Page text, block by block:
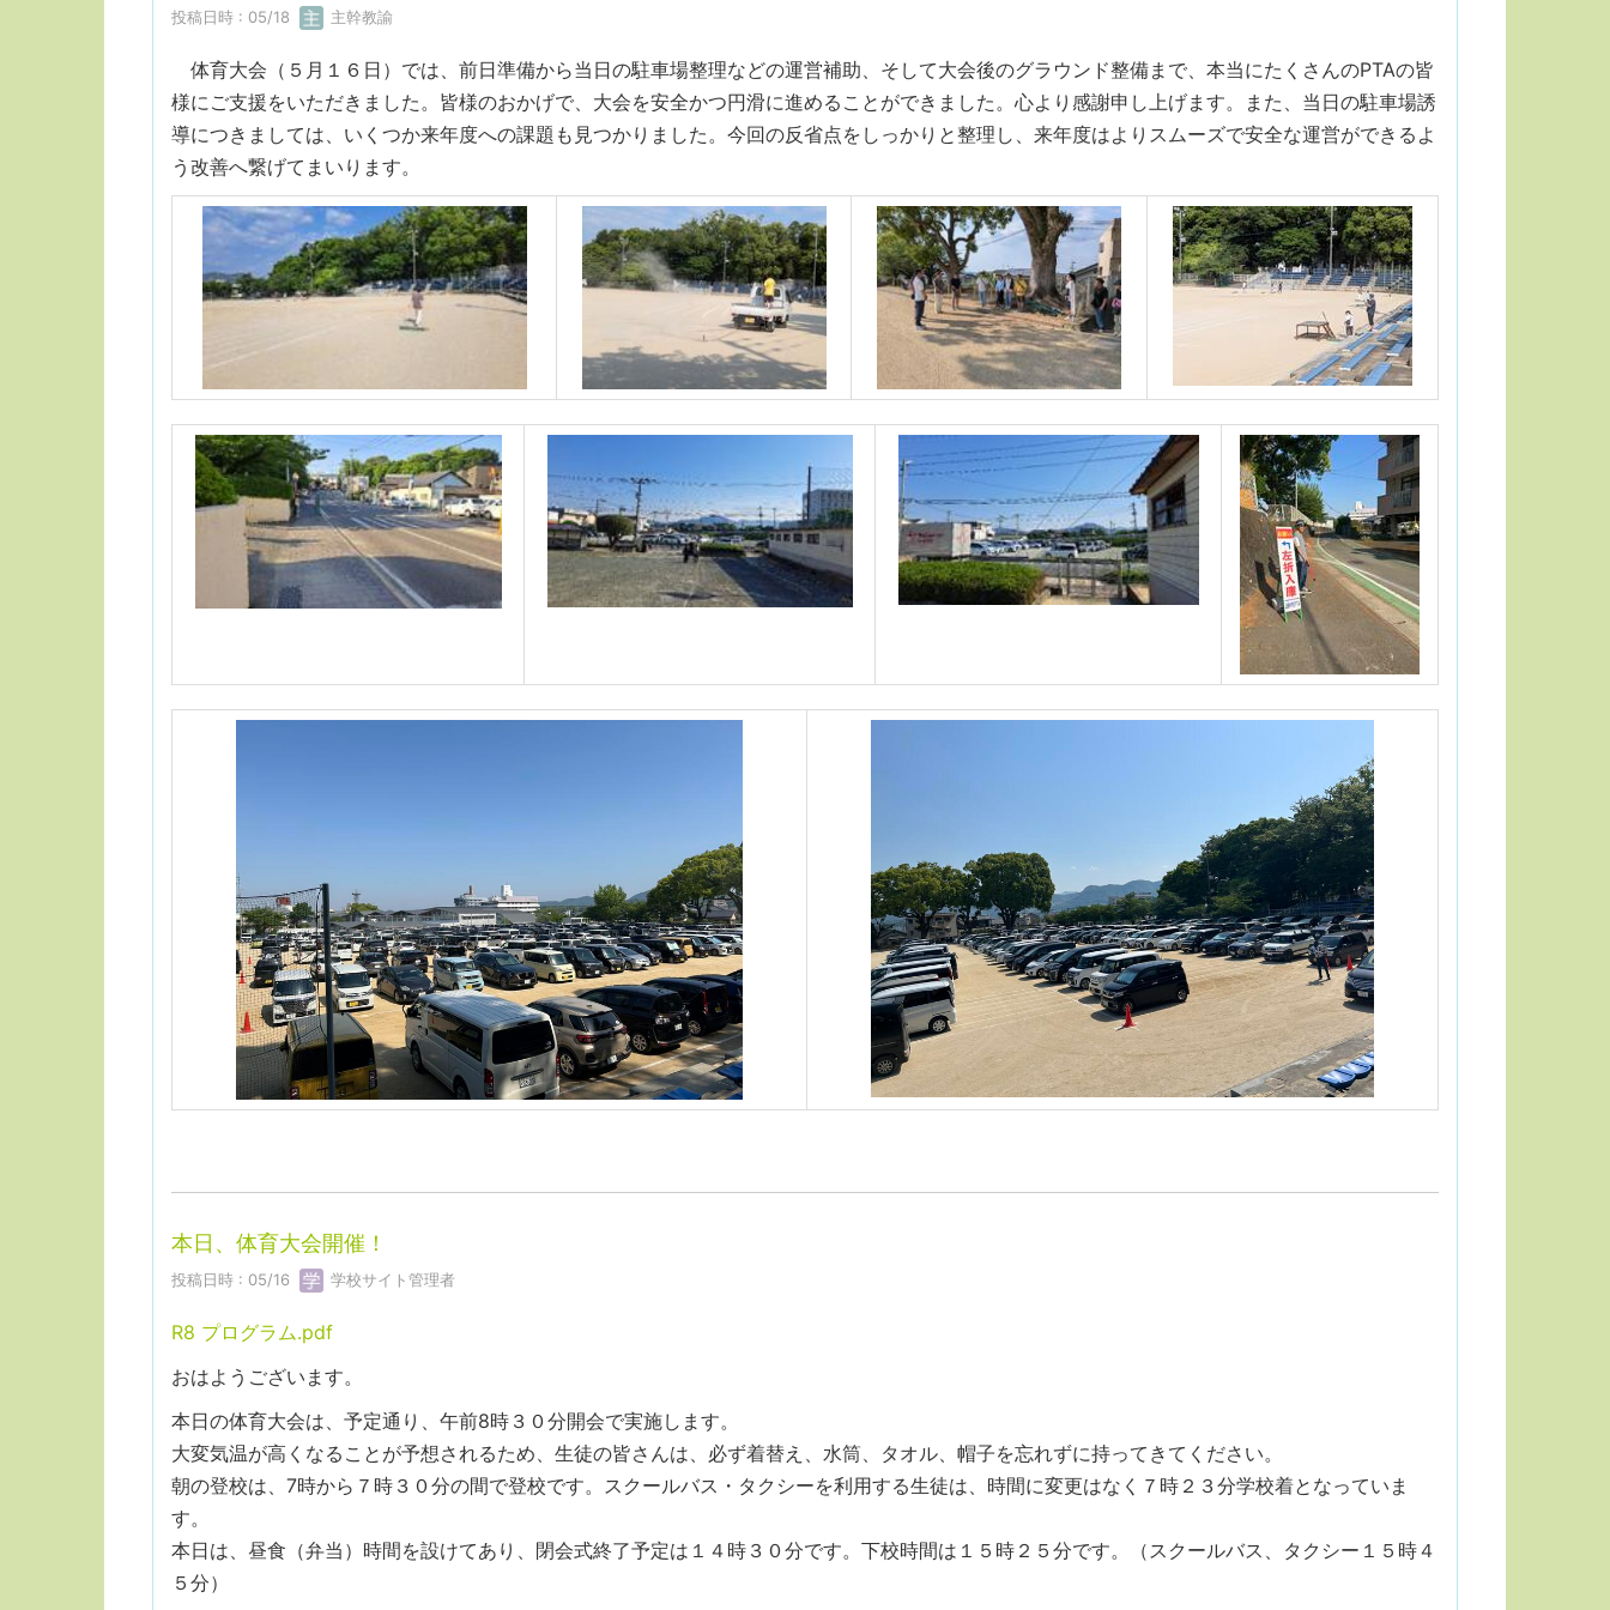
投稿日時 : 05/18 主幹教諭
体育大会（５月１６日）では、前日準備から当日の駐車場整理などの運営補助、そして大会後のグラウンド整備まで、本当にたくさんのPTAの皆
様にご支援をいただきました。皆様のおかげで、大会を安全かつ円滑に進めることができました。心より感謝申し上げます。また、当日の駐車場誘
導につきましては、いくつか来年度への課題も見つかりました。今回の反省点をしっかりと整理し、来年度はよりスムーズで安全な運営ができるよ
う改善へ繋げてまいります。
本日、体育大会開催！
投稿日時 : 05/16 学校サイト管理者
R8 プログラム.pdf
おはようございます。
本日の体育大会は、予定通り、午前8時３０分開会で実施します。
大変気温が高くなることが予想されるため、生徒の皆さんは、必ず着替え、水筒、タオル、帽子を忘れずに持ってきてください。
朝の登校は、7時から７時３０分の間で登校です。スクールバス・タクシーを利用する生徒は、時間に変更はなく７時２３分学校着となっていま
す。
本日は、昼食（弁当）時間を設けてあり、閉会式終了予定は１４時３０分です。下校時間は１５時２５分です。（スクールバス、タクシー１５時４
５分）